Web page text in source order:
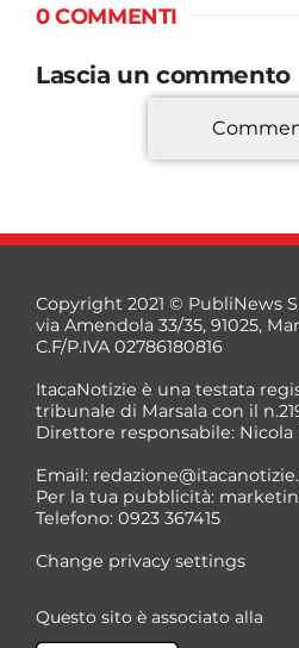
0 COMMENTI
Lascia un commento
*
Copyright 2021 © PubliNews
via Amendola 33/35, 91025,
C.F/P.IVA 02786180816
ItacaNotizie è una testata
tribunale di Marsala con il
Direttore responsabile:
Email:
Per la tua pubblicità:
Telefono: 0923 367415
Change privacy settings
Questo sito è associato alla